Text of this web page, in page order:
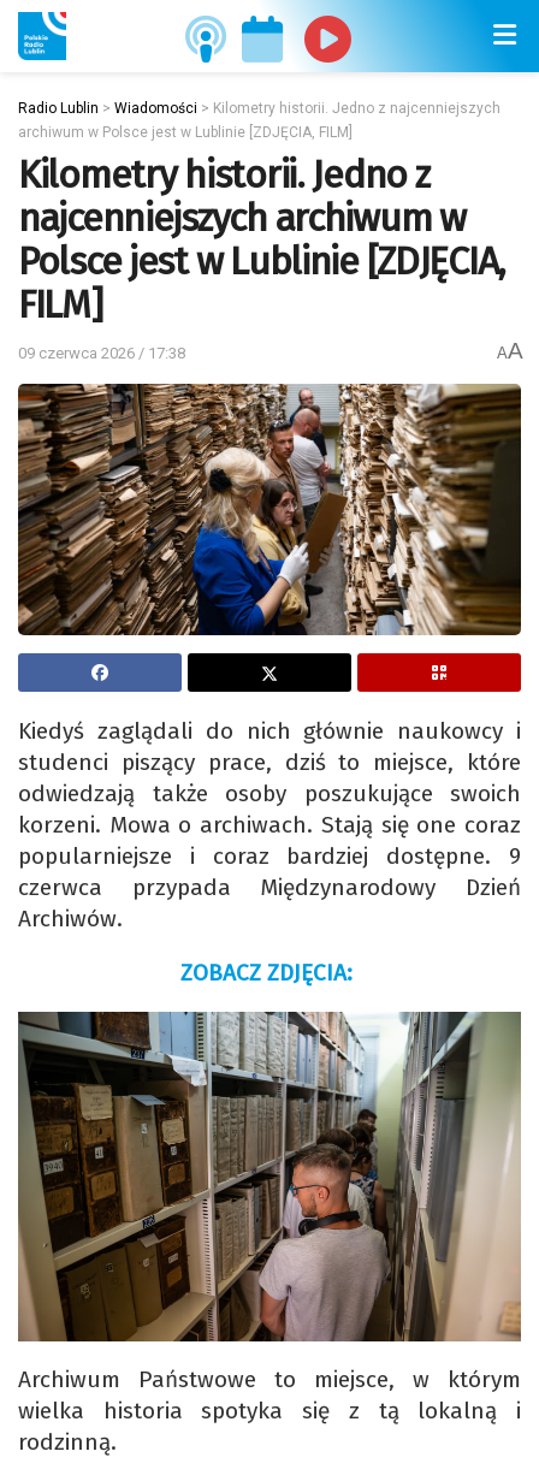
Radio Lublin > Wiadomości > Kilometry historii. Jedno z najcenniejszych
archiwum w Polsce jest w Lublinie [ZDJĘCIA, FILM]
Kilometry historii. Jedno z
najcenniejszych archiwum w
Polsce jest w Lublinie [ZDJĘCIA,
FILM]
09 czerwca 2026 / 17:38 AA
Kiedyś zaglądali do nich głównie naukowcy i
studenci piszący prace, dziś to miejsce, które
odwiedzają także osoby poszukujące swoich
korzeni. Mowa o archiwach. Stają się one coraz
popularniejsze i coraz bardziej dostępne. 9
czerwca przypada Międzynarodowy Dzień
Archiwów.
ZOBACZ ZDJĘCIA:
Archiwum Państwowe to miejsce, w którym
wielka historia spotyka się z tą lokalną i
rodzinną.